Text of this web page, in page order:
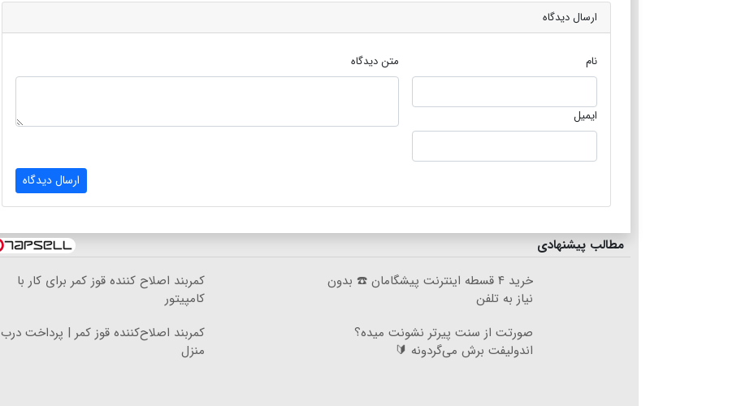
ارسال دیدگاه
نام
ایمیل
متن دیدگاه
ارسال دیدگاه
مطالب پیشنهادی
خرید ۴ قسطه اینترنت پیشگامان ☎️ بدون
نیاز به تلفن
کمربند اصلاح کننده قوز کمر برای کار با
کامپیتور
صورتت از سنت پیرتر نشونت میده؟
اندولیفت برش می‌گردونه 🔰
کمربند اصلاح‌کننده قوز کمر | پرداخت درب
منزل